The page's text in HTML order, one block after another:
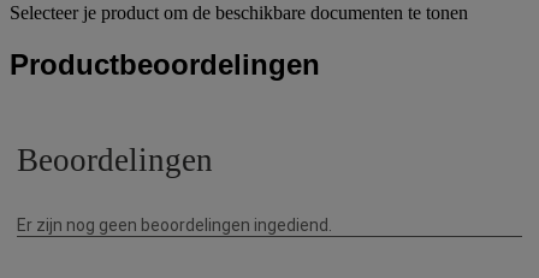
Selecteer je product om de beschikbare documenten te tonen
Productbeoordelingen